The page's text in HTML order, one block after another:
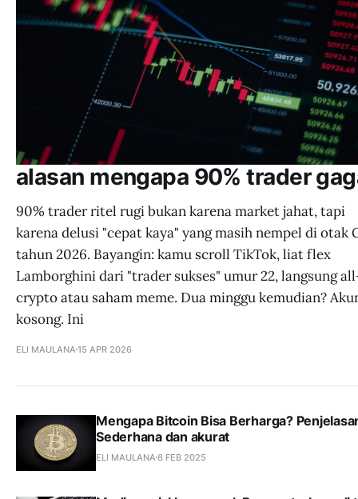
alasan mengapa 90% trader
90% trader ritel rugi bukan karena market jahat, tapi
karena delusi "cepat kaya" yang masih nempel di otak
tahun 2026. Bayangin: kamu scroll TikTok, liat flex
Lamborghini dari "trader sukses" umur 22, langsung
crypto atau saham meme. Dua minggu kemudian?
kosong. Ini
ELI MAULANA 15 APR 2026
Mengapa Bitcoin Bisa Berharga?
Sederhana dan akurat
ELI MAULANA 8 FEB 2025